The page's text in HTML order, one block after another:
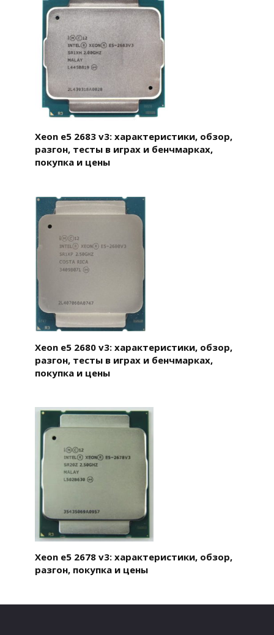
Xeon e5 2683 v3: характеристики, обзор,
разгон, тесты в играх и бенчмарках,
покупка и цены
Xeon e5 2680 v3: характеристики, обзор,
разгон, тесты в играх и бенчмарках,
покупка и цены
Xeon e5 2678 v3: характеристики, обзор,
разгон, покупка и цены